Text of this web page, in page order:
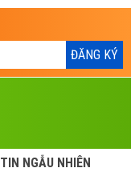
TIN NGẪU NHIÊN